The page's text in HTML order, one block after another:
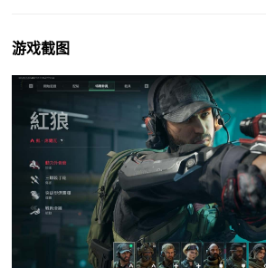
游戏截图